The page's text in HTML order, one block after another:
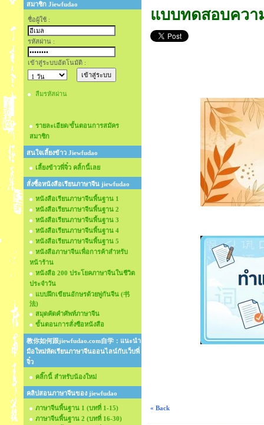
สมาชิก Jiewfudao
ชื่อผู้ใช้ :
รหัสผ่าน :
เข้าสู่ระบบอัตโนมัติ :
ลืมรหัสผ่าน
รายละเอียด/ขั้นตอนการสมัคร
สมาชิก
สนใจเลี้ยงข้าว Jiewfudao
เลี้ยงข้าวพี่จิ๋ว คลิ้กนี้เลย
สั่งซื้อหนังสือเรียนภาษาจีน jiewfudao
หนังสือเรียนภาษาจีนพื้นฐาน 1
หนังสือเรียนภาษาจีนพื้นฐาน 2
หนังสือเรียนภาษาจีนพื้นฐาน 3
หนังสือเรียนภาษาจีนพื้นฐาน 4
หนังสือเรียนภาษาจีนพื้นฐาน 5
หนังสือภาษาจีนเพื่อการค้าสำหรับ
หน้าร้าน
หนังสือ 200 ประโยคภาษาจีนในชีวิต
ประจำวัน
แบบฝึกเขียนอักษรด้วยพู่กันจีน (书
法)
สมุดคัดคำศัพท์ภาษาจีน
ขั้นตอนการสั่งซือหนังสือ
教你如何跟jiewfudao.com自学：แนะนำ
มือใหม่หัดเรียนภาษาจีนออนไลน์กับเว็บพี่
จิ๋ว
คลิ๊กนี้ สำหรับน้องใหม่
คลิปสอนภาษาจีนของ jiewfudao
ภาษาจีนพื้นฐาน 1 (บทที่ 1-15)
ภาษาจีนพื้นฐาน 2 (บทที่ 16-30)
แบบทดสอบควา
« Back